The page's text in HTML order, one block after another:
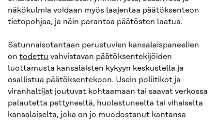
näkökulmia voidaan myös laajentaa päätöksenteon
tietopohjaa, ja näin parantaa päätösten laatua.
Satunnaisotantaan perustuvien kansalaispaneelien
on todettu vahvistavan päätöksentekijöiden
luottamusta kansalaisten kykyyn keskustella ja
osallistua päätöksentekoon. Usein poliitikot ja
viranhaltijat joutuvat kohtaamaan tai saavat verkossa
palautetta pettyneeltä, huolestuneelta tai vihaiselta
kansalaiselta, joka on jo muodostanut kantansa